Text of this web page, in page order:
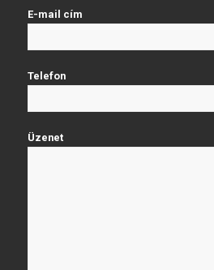
E-mail cím
Telefon
Üzenet